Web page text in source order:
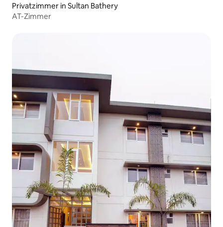
Privatzimmer in Sultan Bathery
AT-Zimmer